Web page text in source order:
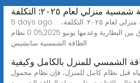
لعام ٢٠٢٥: التكلفة
5 days ago · أفضل نظام طاقة شمسية منزلي لعام ٢٠٢٥: التكلفة،
التركيب، شرح الفرق بين البطارية وعدمها يونيو 05,2025 0 نظام
الطاقة الشمسية سانشيس
الشمسي للمنزل بالكامل وكيفية
قبل نظام كامل للمنزل، فإن نظام محمول